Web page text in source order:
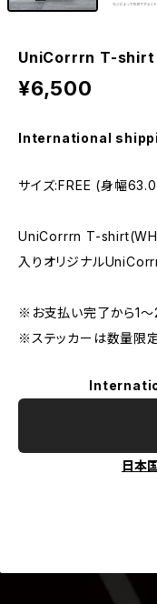
UniCorrrn T-shirt
¥6,500
International
サイズ:FREE (身幅
UniCorrrn T-
入りオリジナル
※お支払い完了から1
※ステッカーは数量限
日本